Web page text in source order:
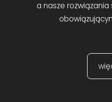
a nasze